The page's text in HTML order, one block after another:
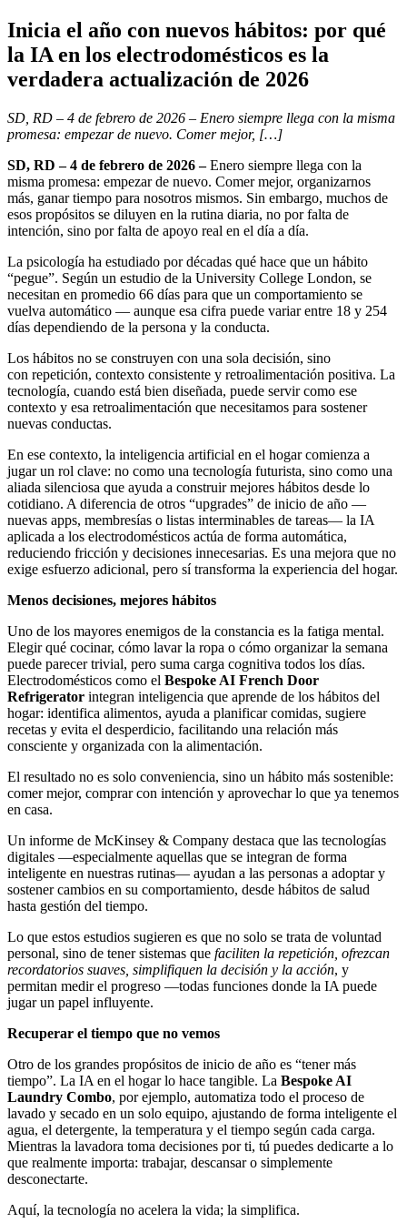
Inicia el año con nuevos hábitos: por qué
la IA en los electrodomésticos es la
verdadera actualización de 2026
SD, RD – 4 de febrero de 2026 – Enero siempre llega con la misma
promesa: empezar de nuevo. Comer mejor, […]
SD, RD – 4 de febrero de 2026 –Enero siempre llega con la
misma promesa: empezar de nuevo. Comer mejor, organizarnos
más, ganar tiempo para nosotros mismos. Sin embargo, muchos de
esos propósitos se diluyen en la rutina diaria, no por falta de
intención, sino por falta de apoyo real en el día a día.
La psicología ha estudiado por décadas qué hace que un hábito
“pegue”. Según un estudio de la University College London, se
necesitan en promedio 66 días para que un comportamiento se
vuelva automático — aunque esa cifra puede variar entre 18 y 254
días dependiendo de la persona y la conducta.
Los hábitos no se construyen con una sola decisión, sino
con repetición, contexto consistente y retroalimentación positiva. La
tecnología, cuando está bien diseñada, puede servir como ese
contexto y esa retroalimentación que necesitamos para sostener
nuevas conductas.
En ese contexto, la inteligencia artificial en el hogar comienza a
jugar un rol clave: no como una tecnología futurista, sino como una
aliada silenciosa que ayuda a construir mejores hábitos desde lo
cotidiano. A diferencia de otros “upgrades” de inicio de año —
nuevas apps, membresías o listas interminables de tareas— la IA
aplicada a los electrodomésticos actúa de forma automática,
reduciendo fricción y decisiones innecesarias. Es una mejora que no
exige esfuerzo adicional, pero sí transforma la experiencia del hogar.
Menos decisiones, mejores hábitos
Uno de los mayores enemigos de la constancia es la fatiga mental.
Elegir qué cocinar, cómo lavar la ropa o cómo organizar la semana
puede parecer trivial, pero suma carga cognitiva todos los días.
Electrodomésticos como el Bespoke AI French Door
Refrigerator integran inteligencia que aprende de los hábitos del
hogar: identifica alimentos, ayuda a planificar comidas, sugiere
recetas y evita el desperdicio, facilitando una relación más
consciente y organizada con la alimentación.
El resultado no es solo conveniencia, sino un hábito más sostenible:
comer mejor, comprar con intención y aprovechar lo que ya tenemos
en casa.
Un informe de McKinsey & Company destaca que las tecnologías
digitales —especialmente aquellas que se integran de forma
inteligente en nuestras rutinas— ayudan a las personas a adoptar y
sostener cambios en su comportamiento, desde hábitos de salud
hasta gestión del tiempo.
Lo que estos estudios sugieren es que no solo se trata de voluntad
personal, sino de tener sistemas que faciliten la repetición, ofrezcan
recordatorios suaves, simplifiquen la decisión y la acción, y
permitan medir el progreso —todas funciones donde la IA puede
jugar un papel influyente.
Recuperar el tiempo que no vemos
Otro de los grandes propósitos de inicio de año es “tener más
tiempo”. La IA en el hogar lo hace tangible. La Bespoke AI
Laundry Combo, por ejemplo, automatiza todo el proceso de
lavado y secado en un solo equipo, ajustando de forma inteligente el
agua, el detergente, la temperatura y el tiempo según cada carga.
Mientras la lavadora toma decisiones por ti, tú puedes dedicarte a lo
que realmente importa: trabajar, descansar o simplemente
desconectarte.
Aquí, la tecnología no acelera la vida; la simplifica.